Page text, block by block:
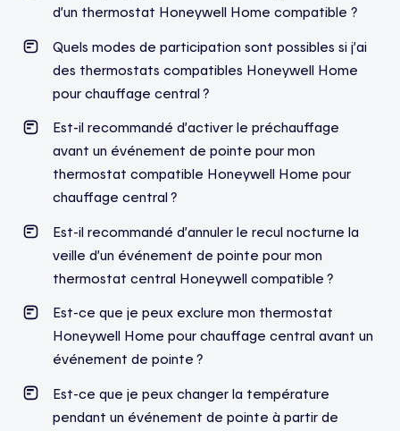
d’un thermostat Honeywell Home compatible ?
Quels modes de participation sont possibles si j’ai
des thermostats compatibles Honeywell Home
pour chauffage central ?
Est-il recommandé d’activer le préchauffage
avant un événement de pointe pour mon
thermostat compatible Honeywell Home pour
chauffage central ?
Est-il recommandé d’annuler le recul nocturne la
veille d’un événement de pointe pour mon
thermostat central Honeywell compatible ?
Est-ce que je peux exclure mon thermostat
Honeywell Home pour chauffage central avant un
événement de pointe ?
Est-ce que je peux changer la température
pendant un événement de pointe à partir de